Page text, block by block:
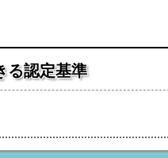
る認定基準